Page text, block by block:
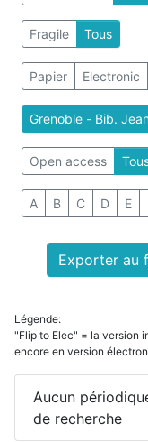
Fragile Tous
Papier Electronic
Grenoble - Bib.
Open access
A B C D E
Exporter au
Légende:
"Flip to Elec" = la version
encore en version
Aucun
de recherche